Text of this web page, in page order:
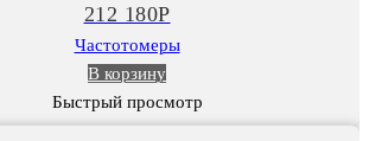
212 180Р
Частотомеры
В корзину
Быстрый просмотр